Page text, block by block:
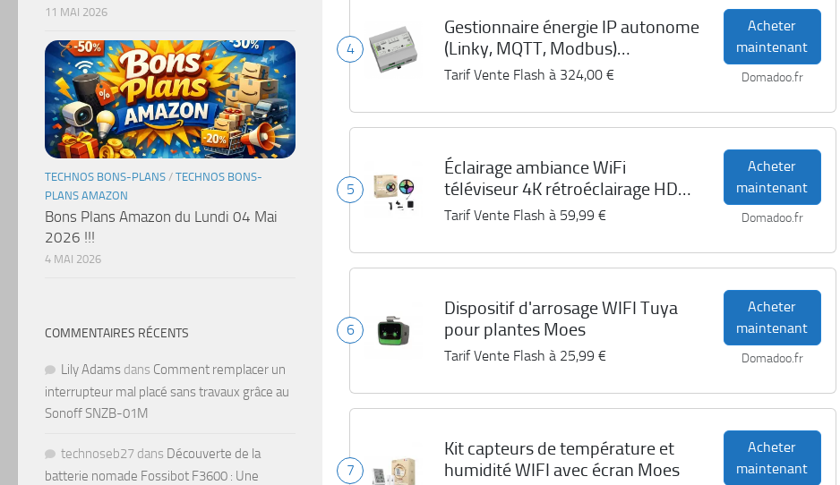
4
Gestionnaire énergie IP autonome
(Linky, MQTT, Modbus)
ECODEVICES 3
Tarif Vente Flash à 324,00 €
Acheter
maintenant
Domadoo.fr
5
Éclairage ambiance WiFi
téléviseur 4K rétroéclairage HDMI
2.0 Moes
Tarif Vente Flash à 59,99 €
Acheter
maintenant
Domadoo.fr
6
Dispositif d'arrosage WIFI Tuya
pour plantes Moes
Tarif Vente Flash à 25,99 €
Acheter
maintenant
Domadoo.fr
7
Kit capteurs de température et
humidité WIFI avec écran Moes
Acheter
maintenant
11 MAI 2026
TECHNOS BONS-PLANS / TECHNOS BONS-
PLANS AMAZON
Bons Plans Amazon du Lundi 04 Mai
2026 !!!
4 MAI 2026
COMMENTAIRES RÉCENTS
Lily Adams dans Comment remplacer un
interrupteur mal placé sans travaux grâce au
Sonoff SNZB-01M
technoseb27 dans Découverte de la
batterie nomade Fossibot F3600 : Une